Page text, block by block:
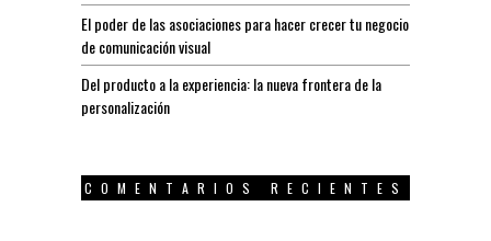
El poder de las asociaciones para hacer crecer tu negocio
de comunicación visual
Del producto a la experiencia: la nueva frontera de la
personalización
COMENTARIOS RECIENTES